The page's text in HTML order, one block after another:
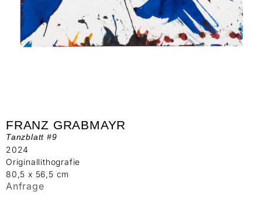
FRANZ GRABMAYR
Tanzblatt #9
2024
Originallithografie
80,5 x 56,5 cm
Anfrage